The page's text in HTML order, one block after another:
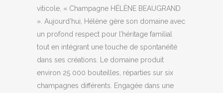
viticole, « Champagne HÉLÈNE BEAUGRAND
». Aujourd’hui, Hélène gère son domaine avec
un profond respect pour l’héritage familial
tout en intégrant une touche de spontanéité
dans ses créations. Le domaine produit
environ 25 000 bouteilles, réparties sur six
champagnes différents. Engagée dans une